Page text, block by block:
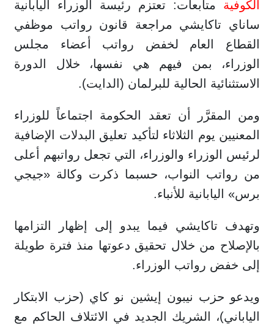
الكوفية متابعات: تعتزم رئيسة الوزراء اليابانية
ساناي تاكايشي مراجعة قانون رواتب موظفي
القطاع العام لخفض رواتب أعضاء مجلس
الوزراء، بمن فيهم هي نفسها، خلال الدورة
الاستثنائية الحالية للبرلمان (الدايت).
ومن المقرَّر أن تعقد الحكومة اجتماعاً للوزراء
المعنيين يوم الثلاثاء لتأكيد تعليق البدلات الإضافية
لرئيس الوزراء والوزراء، التي تجعل رواتبهم أعلى
من رواتب النواب، حسبما ذكرت وكالة «جيجي
برس» اليابانية للأنباء.
وتهدف تاكايشي فيما يبدو إلى إظهار التزامها
بالإصلاح من خلال تحقيق دعوتها منذ فترة طويلة
إلى خفض رواتب الوزراء.
ويدعو حزب نيبون إيشين نو كاي (حزب الابتكار
الياباني)، الشريك الجديد في الائتلاف الحاكم مع